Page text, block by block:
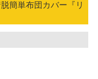
簡単布団カバー『リ